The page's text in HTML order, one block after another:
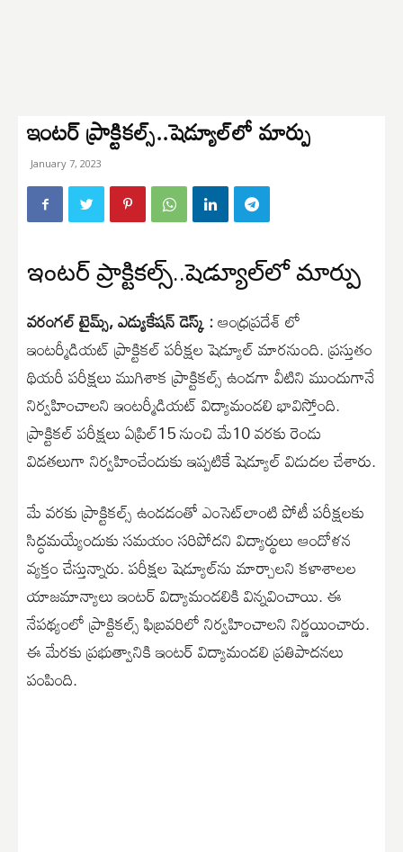
ఇంటర్ ప్రాక్టికల్స్..షెడ్యూల్‌లో మార్పు
January 7, 2023
ఇంటర్ ప్రాక్టికల్స్..షెడ్యూల్‌లో మార్పు
వరంగల్ టైమ్స్, ఎడ్యుకేషన్ డెస్క్ :ఆంధ్రప్రదేశ్ లో
ఇంటర్మీడియట్‌ ప్రాక్టికల్‌ పరీక్షల షెడ్యూల్‌ మారనుంది. ప్రస్తుతం
థియరీ పరీక్షలు ముగిశాక ప్రాక్టికల్స్‌ ఉండగా వీటిని ముందుగానే
నిర్వహించాలని ఇంటర్మీడియట్‌ విద్యామండలి భావిస్తోంది.
ప్రాక్టికల్‌ పరీక్షలు ఏప్రిల్‌15 నుంచి మే10 వరకు రెండు
విడతలుగా నిర్వహించేందుకు ఇప్పటికే షెడ్యూల్‌ విడుదల చేశారు.
మే వరకు ప్రాక్టికల్స్‌ ఉండడంతో ఎంసెట్‌లాంటి పోటీ పరీక్షలకు
సిద్ధమయ్యేందుకు సమయం సరిపోదని విద్యార్థులు ఆందోళన
వ్యక్తం చేస్తున్నారు. పరీక్షల షెడ్యూల్‌ను మార్చాలని కళాశాలల
యాజమాన్యాలు ఇంటర్‌ విద్యామండలికి విన్నవించాయి. ఈ
నేపథ్యంలో ప్రాక్టికల్స్‌ ఫిబ్రవరిలో నిర్వహించాలని నిర్ణయించారు.
ఈ మేరకు ప్రభుత్వానికి ఇంటర్‌ విద్యామండలి ప్రతిపాదనలు
పంపింది.